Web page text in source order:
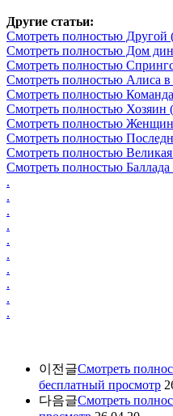
Другие статьи:
Смотреть полностью Другой
Смотреть полностью Дом
Смотреть полностью
Смотреть полностью Алиса в
Смотреть полностью
Смотреть полностью Хозяин
Смотреть полностью
Смотреть полностью
Смотреть полностью
Смотреть полностью
.
.
.
.
.
.
.
.
.
.
이전글Смотреть
бесплатный просмотр
다음글Смотреть